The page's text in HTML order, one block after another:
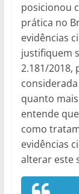
posicionou
prática no
evidências
justifiquem
2.181/2018,
quanto
entende
como
evidências
alterar este